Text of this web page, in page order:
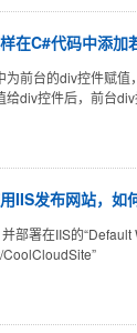
在C#代码中添加
为前台的div控件赋
给div控件后，前台
IIS发布网站，如
部署在IIS的